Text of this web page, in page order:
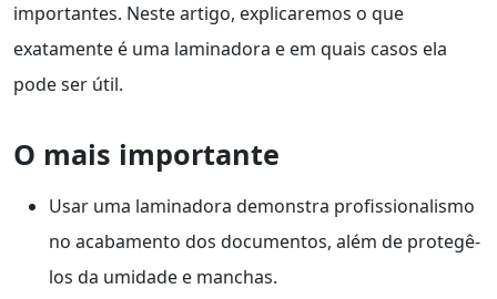
importantes. Neste artigo, explicaremos o que
exatamente é uma laminadora e em quais casos ela
pode ser útil.
O mais importante
Usar uma laminadora demonstra profissionalismo
no acabamento dos documentos, além de protegê-
los da umidade e manchas.